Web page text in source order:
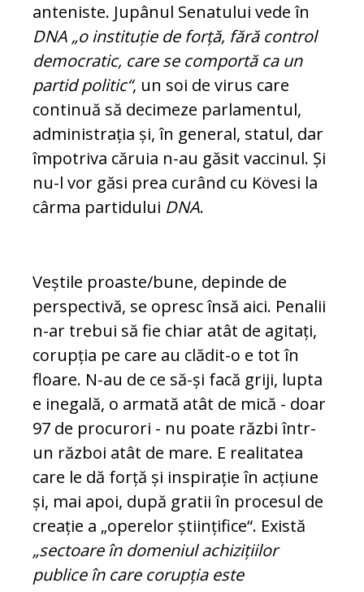
anteniste. Jupânul Senatului vede în
DNA „o instituție de forță, fără control
de­mocratic, care se comportă ca un
partid po­li­tic“, un soi de virus care
continuă să de­ci­me­ze parlamentul,
administrația și, în general, statul, dar
împotriva căruia n-au găsit vac­cinul. Și
nu-l vor găsi prea curând cu Kövesi la
cârma partidului DNA.
Veștile proaste/bune, depinde de
perspectivă, se opresc însă aici. Penalii
n-ar trebui să fie chiar atât de agitați,
corupția pe care au clă­dit-o e tot în
floare. N-au de ce să-și facă griji, lupta
e inegală, o armată atât de mică - doar
97 de procurori - nu poa­te răz­bi într-
un război atât de mare. E realitatea
care le dă forță și inspirație în acțiune
și, mai apoi, după gratii în pro­cesul de
creație a „ope­relor științifice“. Există
„sec­toare în domeniul achizițiilor
publice în care corupția este